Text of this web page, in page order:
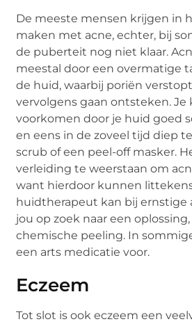
De meeste mensen krijgen in
maken met acne, echter, bij
de puberteit nog niet klaar.
meestal door een overmatige
de huid, waarbij poriën
vervolgens gaan ontsteken. Je
voorkomen door je huid goed
en eens in de zoveel tijd diep
scrub of een peel-off masker.
verleiding te weerstaan om
want hierdoor kunnen
huidtherapeut kan bij ernstige
jou op zoek naar een
chemische peeling. In
een arts medicatie voor.
Eczeem
Tot slot is ook eczeem een